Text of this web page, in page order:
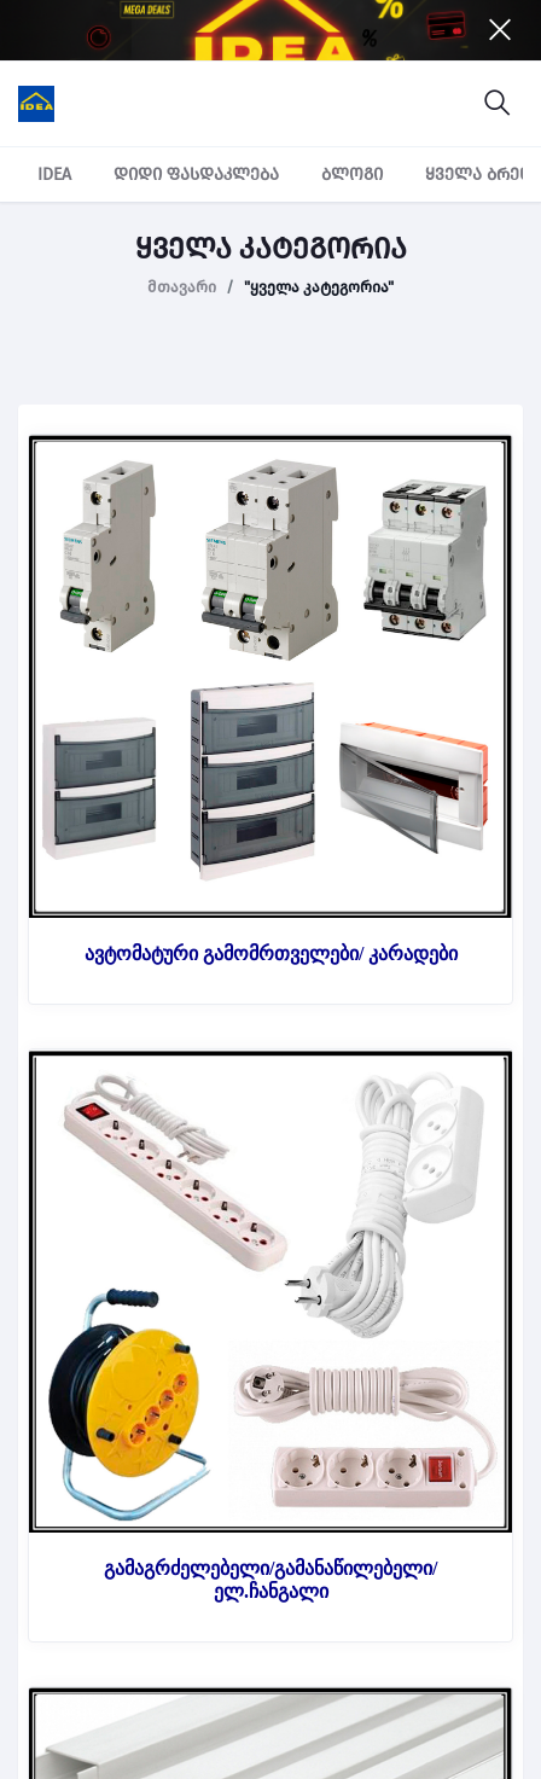
IDEA დიდი ფასდაკლება ბლოგი ყველა
ყველა კატეგორია
მთავარი "ყველა კატეგორია"
ავტომატური გამომრთველები/ კარადები
გამაგრძელებელი/გამანაწილებელი/
ელ.ჩანგალი